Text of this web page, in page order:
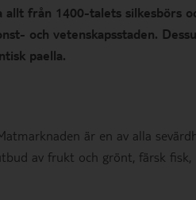
allt från 1400-talets silkesbörs
och vetenskapsstaden.
paella.
är en av alla
av frukt och grönt, färsk fisk,